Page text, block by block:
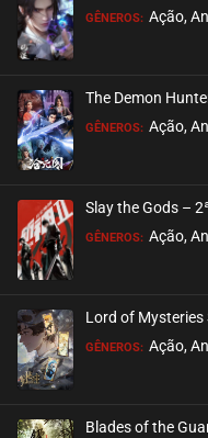
GÊNEROS: Ação,
The Demon
GÊNEROS: Ação,
Slay the Gods –
GÊNEROS: Ação,
Lord of Mysteries
GÊNEROS: Ação,
Blades of the